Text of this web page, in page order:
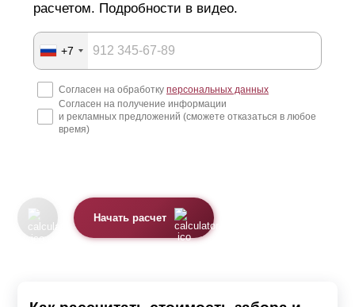
расчетом. Подробности в видео.
+7
Согласен на обработку персональных данных
Согласен на получение информации
и рекламных предложений (сможете отказаться в любое
время)
Начать расчет